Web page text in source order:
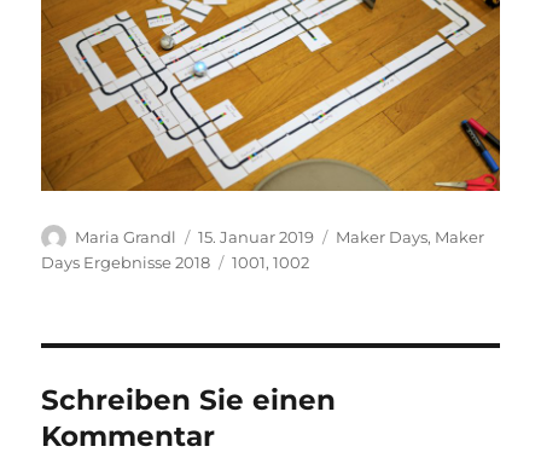
Autor
Maria Grandl
Veröffentlicht
am
15. Januar 2019 Kategorien
Maker Days, Maker
Days Ergebnisse 2018
Schlagwörter
1001,1002
Schreiben Sie einen
Kommentar